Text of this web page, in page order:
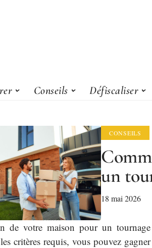
Conseils Défiscaliser
CONSEILS
un
18 mai 2026
de votre maison pour un
critères requis, vous pouvez